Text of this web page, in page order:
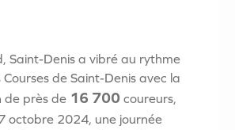
Saint-Denis a vibré au rythme
de Saint-Denis avec la
de près de 16 700 coureurs,
octobre 2024, une journée